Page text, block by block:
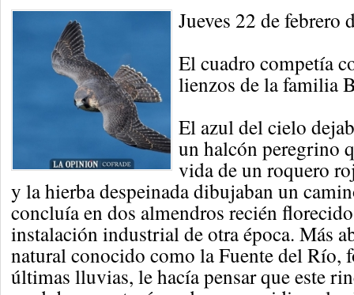
Jueves 22 de febrero
El cuadro competía
lienzos de la familia
El azul del cielo
un halcón peregrino
vida de un roquero
y la hierba despeinada dibujaban un
concluía en dos almendros recién
instalación industrial de otra época. Más
natural conocido como la Fuente del Río,
últimas lluvias, le hacía pensar que este